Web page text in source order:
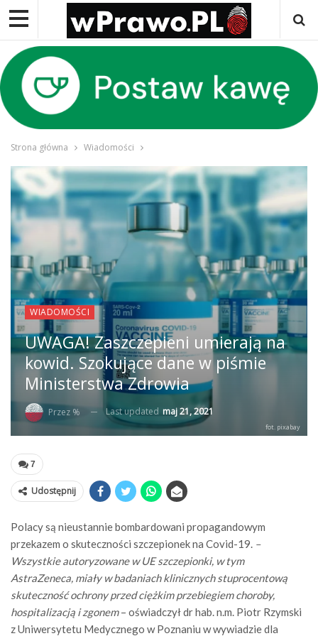
Strona główna Wiadomości
WIADOMOŚCI
UWAGA! Zaszczepieni umierają na
kowid. Szokujące dane w piśmie
Ministerstwa Zdrowia
Przez % Last updated maj 21, 2021
fot. pixabay
7
Udostępnij
Polacy są nieustannie bombardowani propagandowym
przekazem o skuteczności szczepionek na Covid-19. –
Wszystkie autoryzowane w UE szczepionki, w tym
AstraZeneca, miały w badaniach klinicznych stuprocentową
skuteczność ochrony przed ciężkim przebiegiem choroby,
hospitalizacją i zgonem– oświadczył dr hab. n.m. Piotr Rzymski
z Uniwersytetu Medycznego w Poznaniu w wywiadzie dla